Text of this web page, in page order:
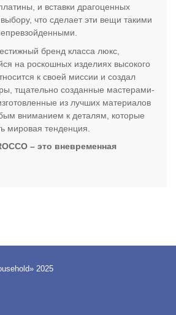
и вставки драгоценных
что сделает эти вещи такими
бренд класса люкс,
на роскошных изделиях высокого
к своей миссии и создал
тщательно созданные мастерами-
из лучших материалов
вниманием к деталям, которые
мировая тенденция.
– это вневременная
2025